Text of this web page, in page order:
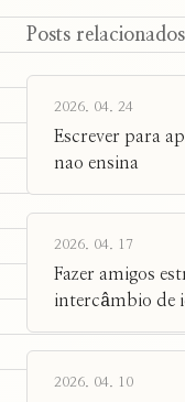
Posts relacionados
2026. 04. 24
Escrever para
nao ensina
2026. 04. 17
Fazer amigos
intercâmbio de
2026. 04. 10